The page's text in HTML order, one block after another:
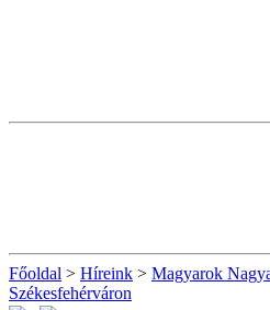
Főoldal > Híreink > Magyarok
Székesfehérváron